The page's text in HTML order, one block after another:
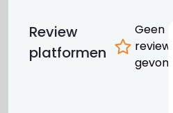
Review
platformen
Geen
reviews